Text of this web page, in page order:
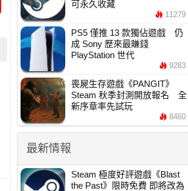
可永久收藏
11279
PS5 僅推 13 款獨佔遊戲 仍
成 Sony 歷來最賺錢
PlayStation 世代
9283
喪屍生存遊戲《PANGIT》
Steam 秋季封測開放報名 全
新序章率先試玩
8460
最新情報
Steam 極度好評遊戲《Blast
the Past》限時免費 即將改為